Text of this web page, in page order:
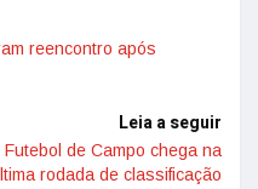
reencontro após
Leia a seguir
de Campo chega na
rodada de classificação